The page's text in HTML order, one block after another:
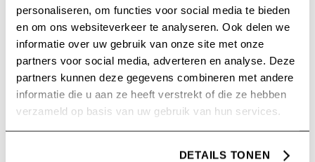
personaliseren, om functies voor social media te bieden
en om ons websiteverkeer te analyseren. Ook delen we
informatie over uw gebruik van onze site met onze
partners voor social media, adverteren en analyse. Deze
partners kunnen deze gegevens combineren met andere
informatie die u aan ze heeft verstrekt of die ze hebben
verzameld op basis van uw gebruik van hun services.
DETAILS TONEN
HERKENBARE
COMMUNICATIE MET
HET
COMMUNICATIEGRID